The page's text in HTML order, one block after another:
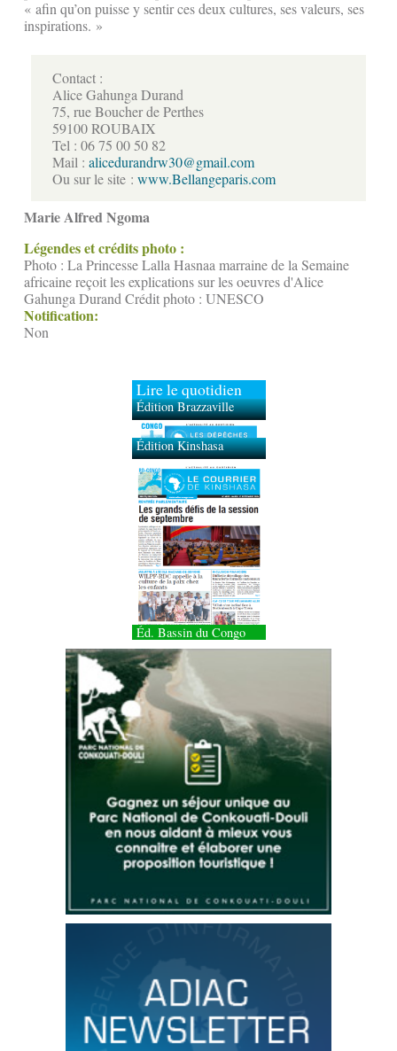
« afin qu’on puisse y sentir ces deux cultures, ses valeurs, ses
inspirations. »
Contact :
Alice Gahunga Durand
75, rue Boucher de Perthes
59100 ROUBAIX
Tel : 06 75 00 50 82
Mail : alicedurandrw30@gmail.com
Ou sur le site : www.Bellangeparis.com
Marie Alfred Ngoma
Légendes et crédits photo :
Photo : La Princesse Lalla Hasnaa marraine de la Semaine
africaine reçoit les explications sur les oeuvres d'Alice
Gahunga Durand Crédit photo : UNESCO
Notification:
Non
Lire le quotidien
Édition Brazzaville
Édition Kinshasa
Éd. Bassin du Congo